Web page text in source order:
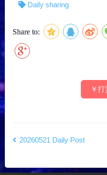
Daily sharing
Share to:
￥
20260521 Daily Post